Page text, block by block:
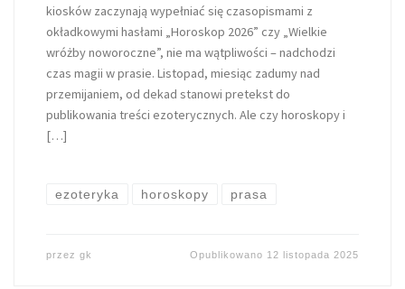
kiosków zaczynają wypełniać się czasopismami z
okładkowymi hasłami „Horoskop 2026” czy „Wielkie
wróżby noworoczne”, nie ma wątpliwości – nadchodzi
czas magii w prasie. Listopad, miesiąc zadumy nad
przemijaniem, od dekad stanowi pretekst do
publikowania treści ezoterycznych. Ale czy horoskopy i
[…]
ezoteryka horoskopy prasa
przez gk Opublikowano 12 listopada 2025